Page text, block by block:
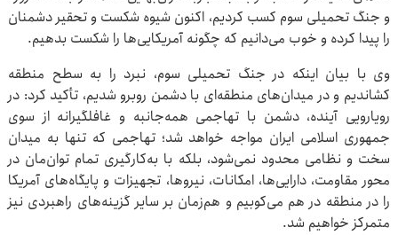
و جنگ تحمیلی سوم کسب کردیم، اکنون شیوه شکست و تحقیر دشمنان
را پیدا کرده‌ و خوب می‌دانیم که چگونه آمریکایی‌ها را شکست بدهیم.
وی با بیان اینکه در جنگ تحمیلی سوم، نبرد را به سطح منطقه
کشاندیم و در میدان‌های منطقه‌ای با دشمن روبرو شدیم، تأکید کرد: در
رویارویی آینده، دشمن با تهاجمی همه‌جانبه و غافلگیرانه از سوی
جمهوری اسلامی ایران مواجه خواهد شد؛ تهاجمی که تنها به میدان
سخت و نظامی محدود نمی‌شود، بلکه با به‌کارگیری تمام توان‌مان در
محور مقاومت، دارایی‌ها، امکانات، نیروها، تجهیزات و پایگاه‌های آمریکا
را در منطقه در هم می‌کوبیم و هم‌زمان بر سایر گزینه‌های راهبردی نیز
متمرکز خواهیم شد.